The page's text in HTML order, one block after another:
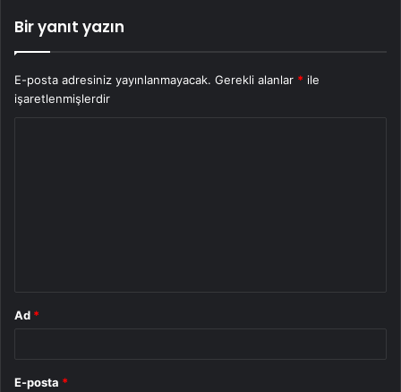
Bir yanıt yazın
E-posta adresiniz yayınlanmayacak. Gerekli alanlar * ile
işaretlenmişlerdir
Ad *
E-posta *